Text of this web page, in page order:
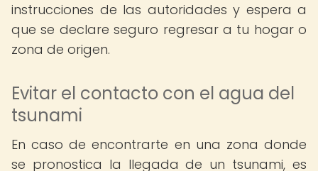
instrucciones de las autoridades y espera a
que se declare seguro regresar a tu hogar o
zona de origen.
Evitar el contacto con el agua del
tsunami
En caso de encontrarte en una zona donde
se pronostica la llegada de un tsunami, es